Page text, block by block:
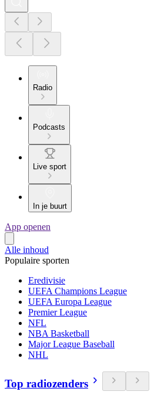
Radio
Podcasts
Live sport
In je buurt
App openen
Alle inhoud
Populaire sporten
Eredivisie
UEFA Champions League
UEFA Europa League
Premier League
NFL
NBA Basketball
Major League Baseball
NHL
Top radiozenders